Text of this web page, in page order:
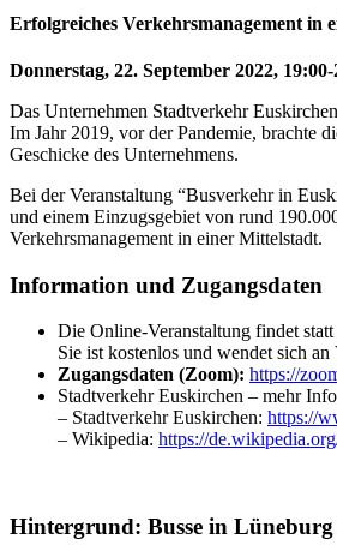
Erfolgreiches Verkehrsmanagement in
Donnerstag, 22. September 2022,
Das Unternehmen Stadtverkehr
Im Jahr 2019, vor der Pandemie, brachte
Geschicke des Unternehmens.
Bei der Veranstaltung “Busverkehr in
und einem Einzugsgebiet von rund
Verkehrsmanagement in einer Mittelstadt.
Information und Zugangsdaten
Die Online-Veranstaltung findet
Sie ist kostenlos und wendet sich
Zugangsdaten (Zoom): https://
Stadtverkehr Euskirchen – mehr
– Stadtverkehr Euskirchen: https://
– Wikipedia: https://
Hintergrund: Busse in